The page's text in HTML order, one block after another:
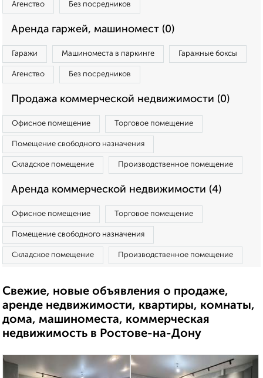
Агенство Без посредников
Аренда гаржей, машиномест (0)
Гаражи Машиноместа в паркинге Гаражные боксы
Агенство Без посредников
Продажа коммерческой недвижимости (0)
Офисное помещение Торговое помещение
Помещение свободного назначения
Складское помещение Производственное помещение
Аренда коммерческой недвижимости (4)
Офисное помещение Торговое помещение
Помещение свободного назначения
Складское помещение Производственное помещение
Свежие, новые объявления о продаже,
аренде недвижимости, квартиры, комнаты,
дома, машиноместа, коммерческая
недвижимость в Ростове-на-Дону